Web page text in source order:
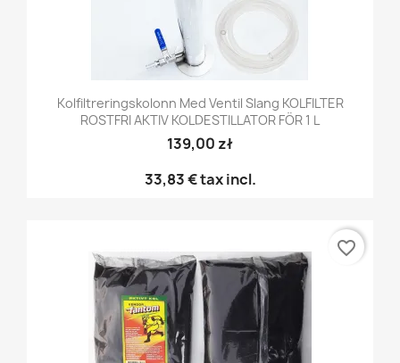
Kolfiltreringskolonn Med Ventil Slang KOLFILTER
ROSTFRI AKTIV KOLDESTILLATOR FÖR 1 L
139,00 zł
33,83 €tax incl.
favorite_border